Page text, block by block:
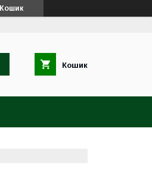
Кошик
Кошик